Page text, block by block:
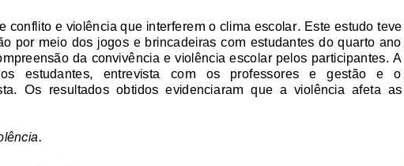
conflito e violência que interferem o clima escolar. Este estudo teve
por meio dos jogos e brincadeiras com estudantes do quarto ano
da convivência e violência escolar pelos participantes. A
estudantes,   entrevista   com   os   professores   e   gestão   e   o
Os  resultados  obtidos  evidenciaram que  a  violência  afeta  as